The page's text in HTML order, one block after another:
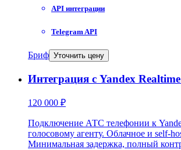
API интеграции
Telegram API
Бриф Уточнить цену
Интеграция с Yandex
120 000 ₽
Подключение АТС телефонии к
голосовому агенту. Облачное и self-
Минимальная задержка, полный